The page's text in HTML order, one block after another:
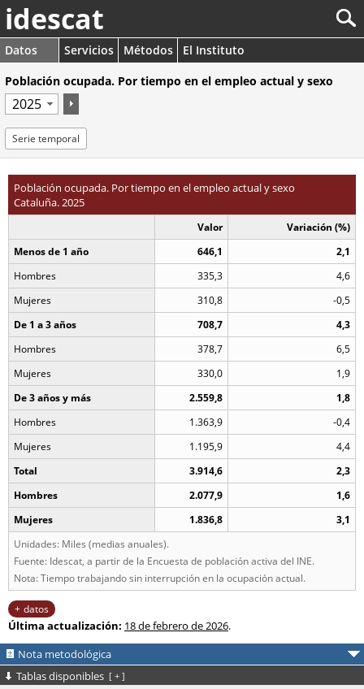
idescat
Datos Servicios Métodos
El Instituto
Población ocupada. Por tiempo en el empleo actual y sexo
Serie temporal
Población ocupada. Por tiempo en el empleo actual y sexo
Cataluña. 2025
Valor
Variación (%)
Menos de 1 año
646,1
2,1
Hombres
335,3
4,6
Mujeres
310,8
-0,5
De 1 a 3 años
708,7
4,3
Hombres
378,7
6,5
Mujeres
330,0
1,9
De 3 años y más
2.559,8
1,8
Hombres
1.363,9
-0,4
Mujeres
1.195,9
4,4
Total
3.914,6
2,3
Hombres
2.077,9
1,6
Mujeres
1.836,8
3,1
Unidades: Miles (medias anuales).
Fuente: Idescat, a partir de la Encuesta de población activa del INE.
Nota: Tiempo trabajando sin interrupción en la ocupación actual.
datos
Última actualización: 18 de febrero de 2026.
Nota metodológica
Tablas disponibles [ + ]